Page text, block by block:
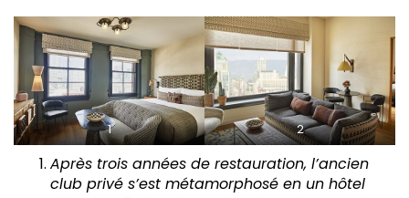
1 2
Après trois années de restauration, l’ancien
club privé s’est métamorphosé en un hôtel